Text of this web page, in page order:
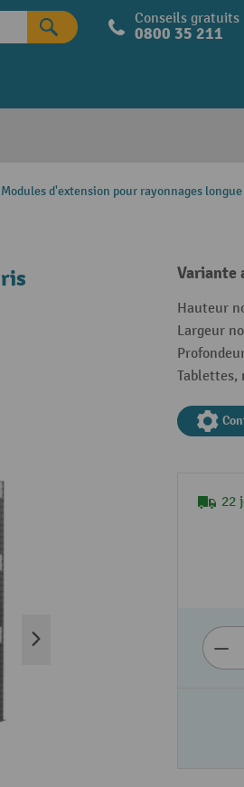
Conseils gratuits
0800 35 211
Modules d'extension pour rayonnages
Variante
Hauteur
Largeur
Tablettes,
22